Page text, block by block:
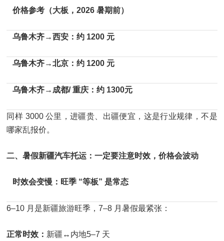
价格参考（大板，2026 暑期前）
乌鲁木齐→西安：约 1200 元
乌鲁木齐→北京：约 1200 元
乌鲁木齐→成都/ 重庆：约 1300元
同样 3000 公里，进疆贵、出疆便宜，这是行业规律，不是
哪家乱报价。
二、暑假新疆汽车托运：一定要注意时效，价格会波动
时效会变慢：旺季 “等板” 是常态
6–10 月是新疆旅游旺季，7–8 月暑假最紧张：
正常时效： 新疆↔内地5–7 天